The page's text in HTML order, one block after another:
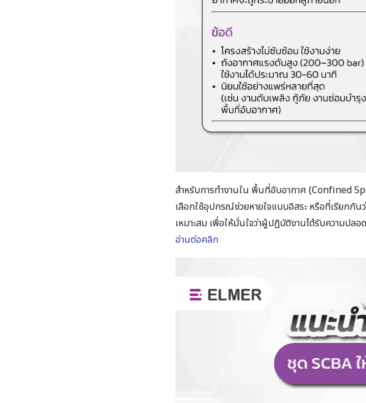
สำหรับการทำงานใน พื้นที่อับอากาศ (Confined
เลือกใช้อุปกรณ์ช่วยหายใจแบบอิสระ หรือที่เรียก
เหมาะสม เพื่อให้มั่นใจว่าผู้ปฏิบัติงานได้รับความปล
อ่านต่อคลิก